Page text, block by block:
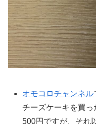
オモコロチャンネル
チーズケーキを買
500円ですが、それ